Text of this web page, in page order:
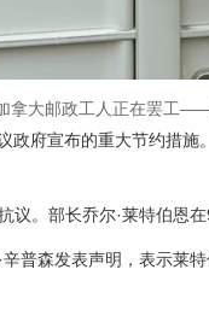
拿大邮政工人正在罢工
政府宣布的重大节约措施。
。部长乔尔·莱特伯恩
普森发表声明，表示莱